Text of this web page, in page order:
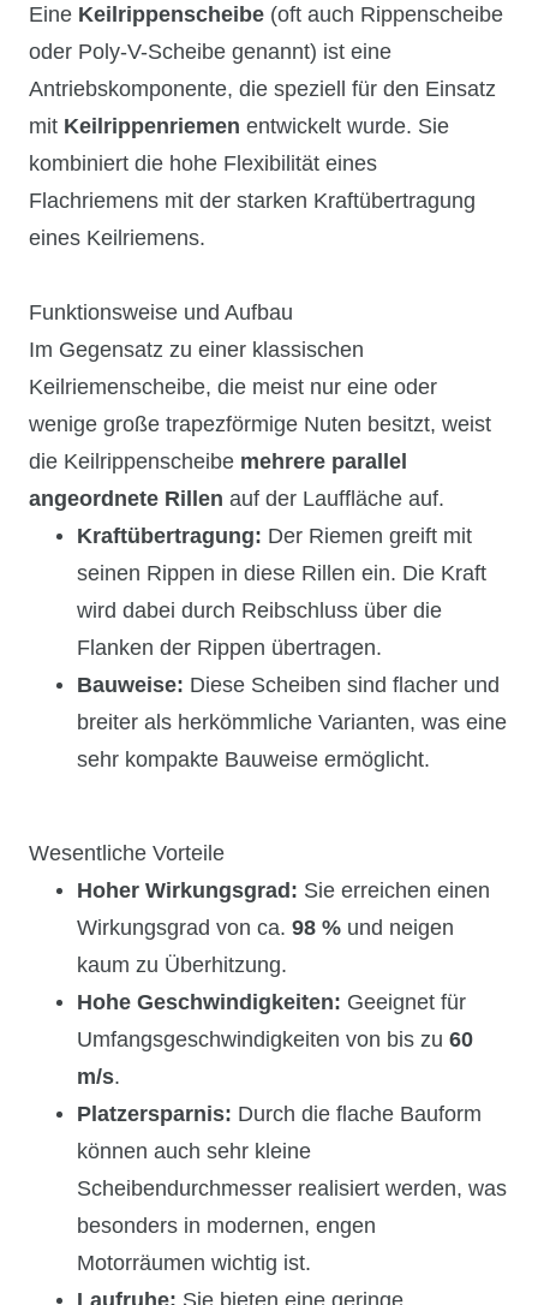
Eine Keilrippenscheibe (oft auch Rippenscheibe
oder Poly-V-Scheibe genannt) ist eine
Antriebskomponente, die speziell für den Einsatz
mit Keilrippenriemen entwickelt wurde. Sie
kombiniert die hohe Flexibilität eines
Flachriemens mit der starken Kraftübertragung
eines Keilriemens.
Funktionsweise und Aufbau
Im Gegensatz zu einer klassischen
Keilriemenscheibe, die meist nur eine oder
wenige große trapezförmige Nuten besitzt, weist
die Keilrippenscheibe mehrere parallel
angeordnete Rillen auf der Lauffläche auf.
Kraftübertragung: Der Riemen greift mit
seinen Rippen in diese Rillen ein. Die Kraft
wird dabei durch Reibschluss über die
Flanken der Rippen übertragen.
Bauweise: Diese Scheiben sind flacher und
breiter als herkömmliche Varianten, was eine
sehr kompakte Bauweise ermöglicht.
Wesentliche Vorteile
Hoher Wirkungsgrad: Sie erreichen einen
Wirkungsgrad von ca. 98 % und neigen
kaum zu Überhitzung.
Hohe Geschwindigkeiten: Geeignet für
Umfangsgeschwindigkeiten von bis zu 60
m/s.
Platzersparnis: Durch die flache Bauform
können auch sehr kleine
Scheibendurchmesser realisiert werden, was
besonders in modernen, engen
Motorräumen wichtig ist.
Laufruhe: Sie bieten eine geringe